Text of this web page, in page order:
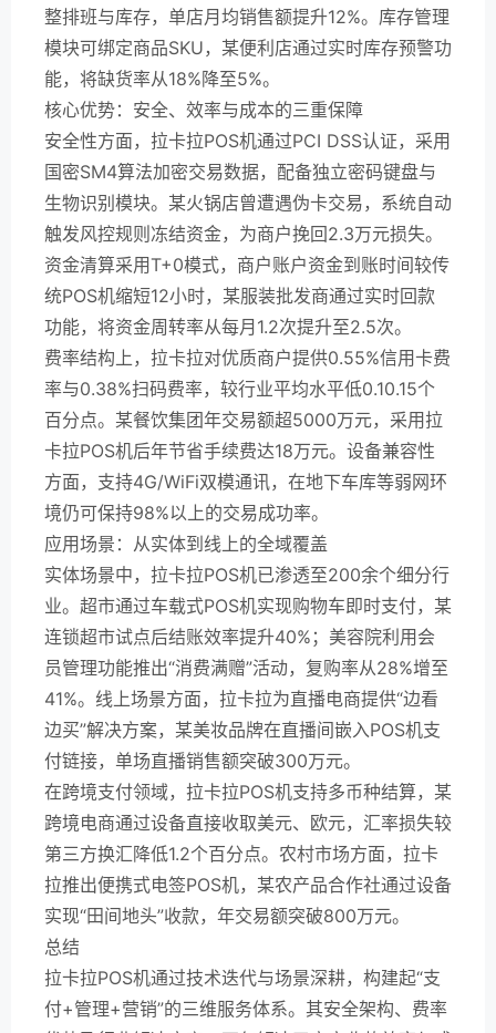
整排班与库存，单店月均销售额提升12%。库存管理
模块可绑定商品SKU，某便利店通过实时库存预警功
能，将缺货率从18%降至5%。
核心优势：安全、效率与成本的三重保障
安全性方面，拉卡拉POS机通过PCI DSS认证，采用
国密SM4算法加密交易数据，配备独立密码键盘与
生物识别模块。某火锅店曾遭遇伪卡交易，系统自动
触发风控规则冻结资金，为商户挽回2.3万元损失。
资金清算采用T+0模式，商户账户资金到账时间较传
统POS机缩短12小时，某服装批发商通过实时回款
功能，将资金周转率从每月1.2次提升至2.5次。
费率结构上，拉卡拉对优质商户提供0.55%信用卡费
率与0.38%扫码费率，较行业平均水平低0.10.15个
百分点。某餐饮集团年交易额超5000万元，采用拉
卡拉POS机后年节省手续费达18万元。设备兼容性
方面，支持4G/WiFi双模通讯，在地下车库等弱网环
境仍可保持98%以上的交易成功率。
应用场景：从实体到线上的全域覆盖
实体场景中，拉卡拉POS机已渗透至200余个细分行
业。超市通过车载式POS机实现购物车即时支付，某
连锁超市试点后结账效率提升40%；美容院利用会
员管理功能推出“消费满赠”活动，复购率从28%增至
41%。线上场景方面，拉卡拉为直播电商提供“边看
边买”解决方案，某美妆品牌在直播间嵌入POS机支
付链接，单场直播销售额突破300万元。
在跨境支付领域，拉卡拉POS机支持多币种结算，某
跨境电商通过设备直接收取美元、欧元，汇率损失较
第三方换汇降低1.2个百分点。农村市场方面，拉卡
拉推出便携式电签POS机，某农产品合作社通过设备
实现“田间地头”收款，年交易额突破800万元。
总结
拉卡拉POS机通过技术迭代与场景深耕，构建起“支
付+管理+营销”的三维服务体系。其安全架构、费率